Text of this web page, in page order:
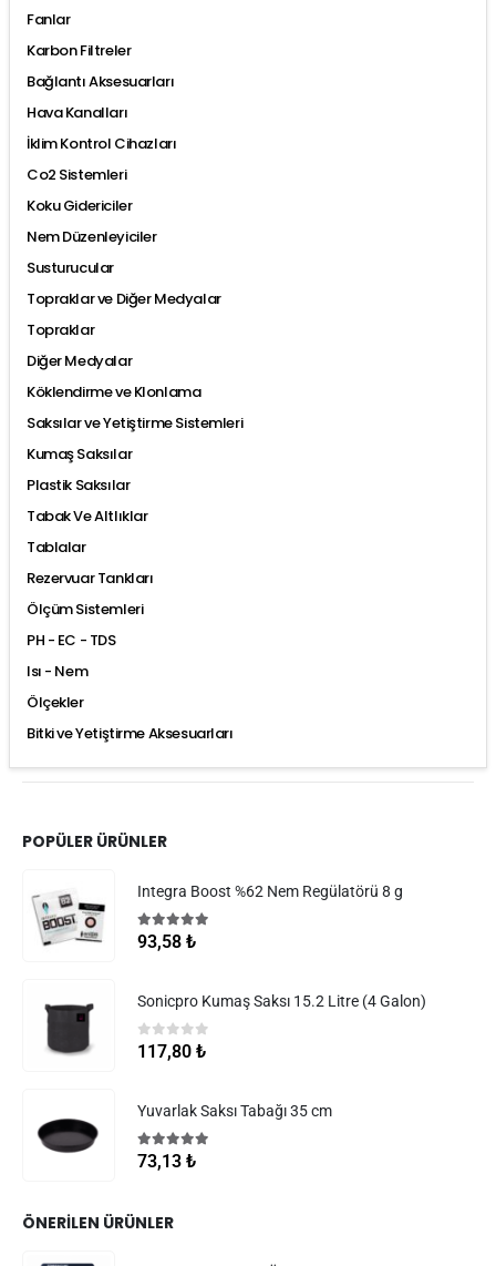
Fanlar
Karbon Filtreler
Bağlantı Aksesuarları
Hava Kanalları
İklim Kontrol Cihazları
Co2 Sistemleri
Koku Gidericiler
Nem Düzenleyiciler
Susturucular
Topraklar ve Diğer Medyalar
Topraklar
Diğer Medyalar
Köklendirme ve Klonlama
Saksılar ve Yetiştirme Sistemleri
Kumaş Saksılar
Plastik Saksılar
Tabak Ve Altlıklar
Tablalar
Rezervuar Tankları
Ölçüm Sistemleri
PH - EC - TDS
Isı - Nem
Ölçekler
Bitki ve Yetiştirme Aksesuarları
POPÜLER ÜRÜNLER
Integra Boost %62 Nem Regülatörü 8 g
5.005 üzerinden
93,58 ₺
Sonicpro Kumaş Saksı 15.2 Litre (4 Galon)
0 5 üzerinden
117,80 ₺
Yuvarlak Saksı Tabağı 35 cm
5.005 üzerinden
73,13 ₺
ÖNERILEN ÜRÜNLER